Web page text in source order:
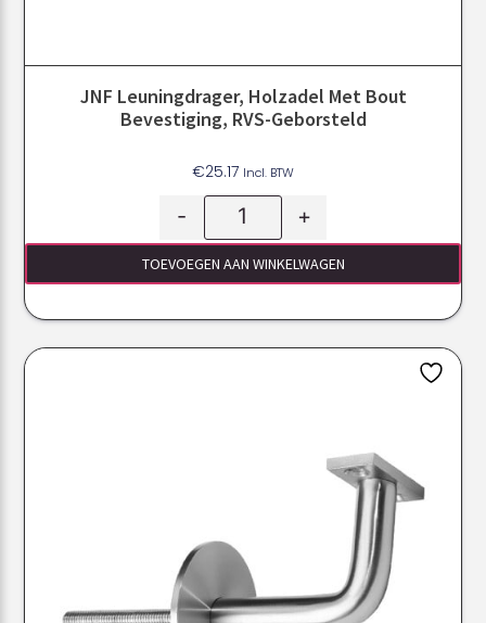
JNF Leuningdrager, Holzadel Met Bout
Bevestiging, RVS-Geborsteld
€25.17 Incl. BTW
- +
TOEVOEGEN AAN WINKELWAGEN